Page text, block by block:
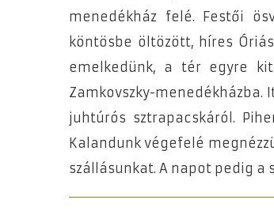
menedékház felé. Festői
köntösbe öltözött, híres
emelkedünk, a tér egyre
Zamkovszky-
juhtúrós sztrapacskáról.
Kalandunk végefelé
szállásunkat. A napot pedig a